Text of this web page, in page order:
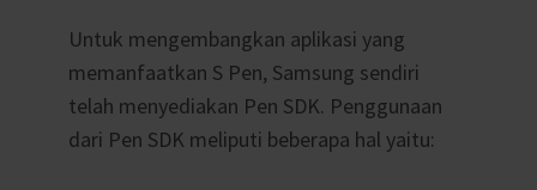
Untuk mengembangkan aplikasi yang
memanfaatkan S Pen, Samsung sendiri
telah menyediakan Pen SDK. Penggunaan
dari Pen SDK meliputi beberapa hal yaitu: